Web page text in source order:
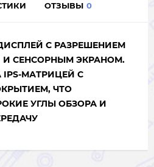
ОТЗЫВЫ 0
С РАЗРЕШЕНИЕМ
И СЕНСОРНЫМ ЭКРАНОМ.
МАТРИЦЕЙ С
ЧТО
УГЛЫ ОБЗОРА И